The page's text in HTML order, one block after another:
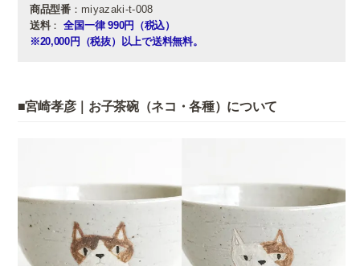
商品型番：miyazaki-t-008
送料： 全国一律 990円（税込）
※20,000円（税抜）以上で送料無料。
■宮崎孝彦｜お子茶碗（ネコ・各種）について